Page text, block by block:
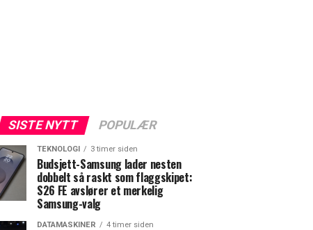
SISTE NYTT POPULÆR
TEKNOLOGI 3 timer siden
Budsjett-Samsung lader nesten
dobbelt så raskt som flaggskipet:
S26 FE avslører et merkelig
Samsung-valg
DATAMASKINER 4 timer siden